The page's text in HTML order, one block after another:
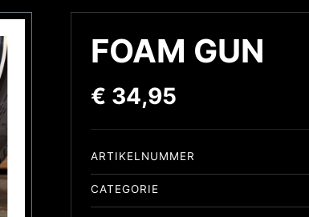
FOAM GUN
€ 34,95
ARTIKELNUMMER
CATEGORIE